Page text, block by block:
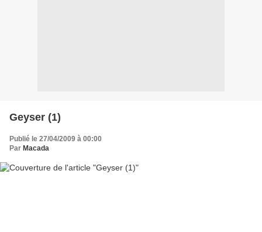
Geyser (1)
Publié le 27/04/2009 à 00:00
Par Macada